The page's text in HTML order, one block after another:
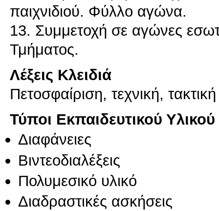
παιχνιδιού. Φύλλο αγώνα.
13. Συμμετοχή σε αγώνες
Λέξεις Κλειδιά
Πετοσφαίριση, τεχνική, τακτική
Τύποι Εκπαιδευτικού Υλικού
Διαφάνειες
Βιντεοδιαλέξεις
Πολυμεσικό υλικό
Διαδραστικές ασκήσεις